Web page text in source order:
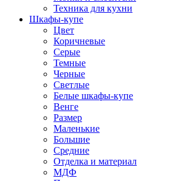
Техника для кухни
Шкафы-купе
Цвет
Коричневые
Серые
Темные
Черные
Светлые
Белые шкафы-купе
Венге
Размер
Маленькие
Большие
Средние
Отделка и материал
МДФ